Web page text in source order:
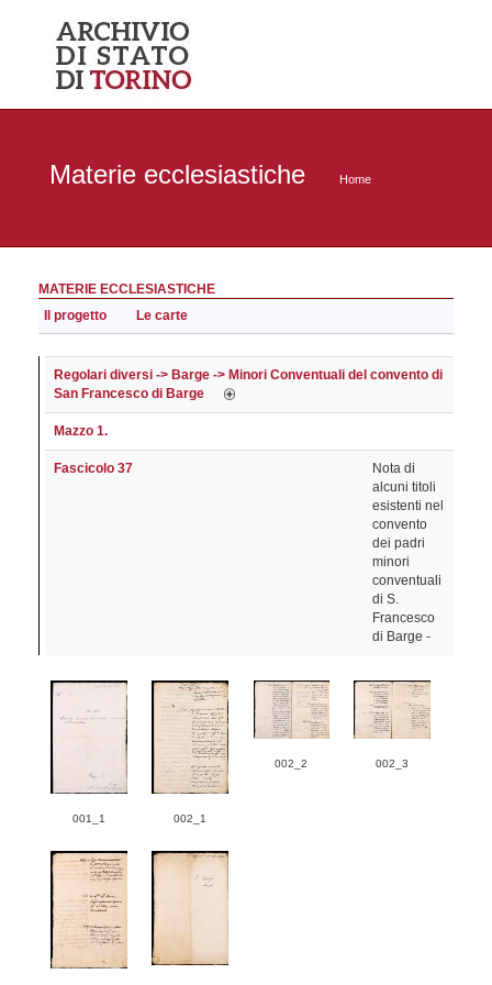
Materie ecclesiastiche Home
MATERIE ECCLESIASTICHE
Il progetto
Le carte
Regolari diversi -> Barge -> Minori Conventuali del convento di
San Francesco di Barge
Mazzo 1.
Fascicolo 37
Nota di
alcuni titoli
esistenti nel
convento
dei padri
minori
conventuali
di S.
Francesco
di Barge -
001_1 002_1
002_2 002_3